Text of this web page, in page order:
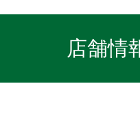
店舗情